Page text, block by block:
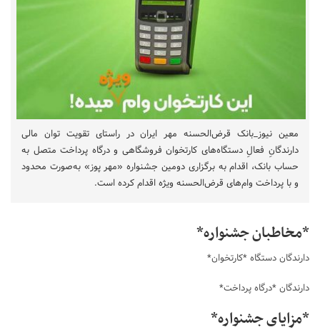
معین نیوز_بانک قرض‌الحسنه مهر ایران در راستای تقویت توان مالی
دارندگانِ فعالِ دستگاه‌های کارتخوان فروشگاهی و درگاه پرداخت متصل به
حساب بانک، اقدام به برگزاری دومین جشنواره «مهر پوز» به‌صورت محدود
و با پرداخت وام‌های قرض‌الحسنه ویژه اقدام کرده است.
*مخاطبان جشنواره*
دارندگان دستگاه *کارتخوان*
دارندگان *درگاه پرداخت*
*مزایای جشنواره*